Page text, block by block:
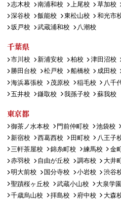
志木校
南浦和校 上尾校 草加校
深谷校
飯能校 東松山校 和光市
坂戸校
武蔵浦和校 八潮校
千葉県
市川校 新浦安校 柏校 津田沼校
勝田台校
松戸校 船橋校 成田校
海浜幕張校
茂原校 稲毛校 八千
五井校
鎌取校 我孫子校 蘇我校
東京都
御茶ノ水本校 門前仲町校 池袋校
新宿校
西葛西校 田町校 八王子
三軒茶屋校
錦糸町校 練馬校 金
赤羽校
自由が丘校 調布校 大井
明大前校
国分寺校 小岩校 渋谷
聖蹟桜ヶ丘校
武蔵小山校 大泉学
千歳烏山校
拝島校 府中校 大森